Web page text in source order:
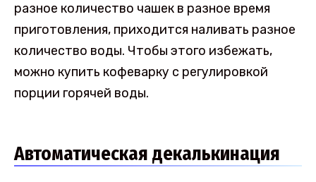
разное количество чашек в разное время
приготовления, приходится наливать разное
количество воды. Чтобы этого избежать,
можно купить кофеварку с регулировкой
порции горячей воды.
Автоматическая декалькинация